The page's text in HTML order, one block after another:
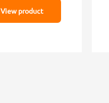
View product